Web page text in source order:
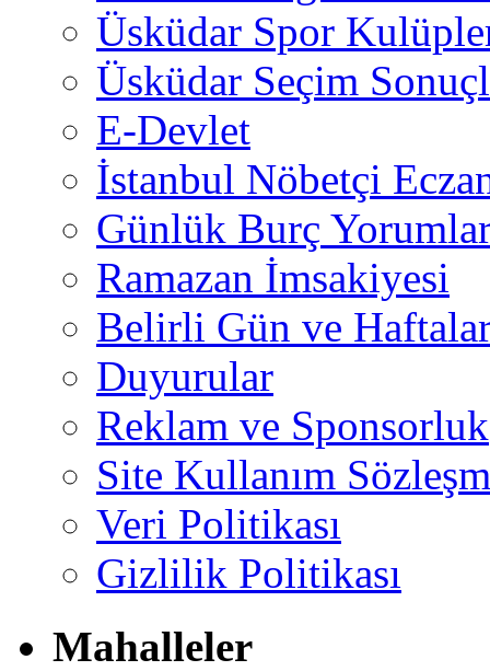
Üsküdar Spor
Üsküdar Seçim
E-Devlet
İstanbul Nöbetçi
Günlük Burç
Ramazan İmsakiyesi
Belirli Gün ve
Duyurular
Reklam ve Sponsorluk
Site Kullanım
Veri Politikası
Gizlilik Politikası
Mahalleler